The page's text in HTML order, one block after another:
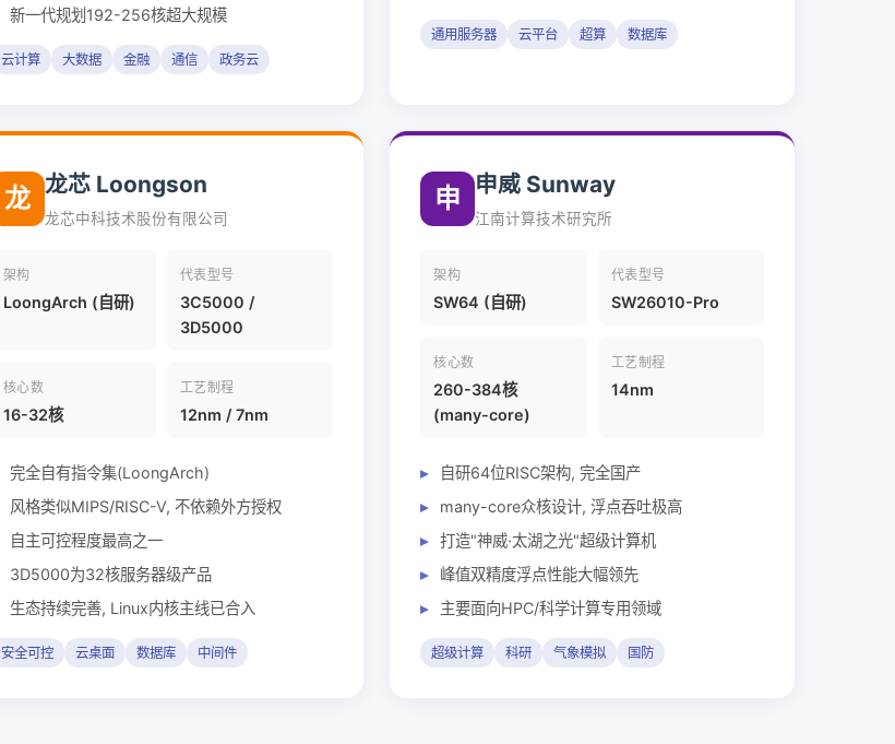
新一代规划192-256核超大规模
云计算 大数据 金融 通信 政务云
通用服务器 云平台 超算 数据库
龙 龙芯 Loongson
龙芯中科技术股份有限公司
架构
LoongArch (自研)
代表型号
3C5000 /
3D5000
核心数
16-32核
工艺制程
12nm / 7nm
完全自有指令集(LoongArch)
风格类似MIPS/RISC-V, 不依赖外方授权
自主可控程度最高之一
3D5000为32核服务器级产品
生态持续完善, Linux内核主线已合入
安全可控 云桌面 数据库 中间件
申 申威 Sunway
江南计算技术研究所
架构
SW64 (自研)
代表型号
SW26010-Pro
核心数
260-384核
(many-core)
工艺制程
14nm
自研64位RISC架构, 完全国产
many-core众核设计, 浮点吞吐极高
打造"神威·太湖之光"超级计算机
峰值双精度浮点性能大幅领先
主要面向HPC/科学计算专用领域
超级计算 科研 气象模拟 国防